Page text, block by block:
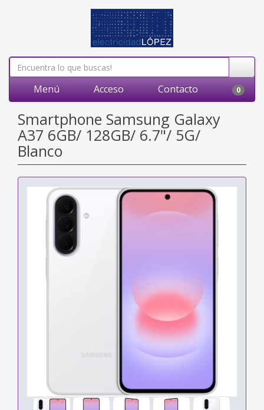
Menú Acceso Contacto 0
Smartphone Samsung Galaxy
A37 6GB/ 128GB/ 6.7"/ 5G/
Blanco